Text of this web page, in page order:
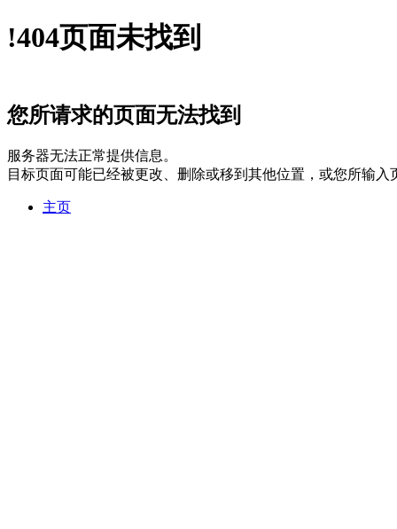
!404页面未找到
您所请求的页面无法找到
服务器无法正常提供信息。
目标页面可能已经被更改、删除或移到其他位置，或您所输入
主页